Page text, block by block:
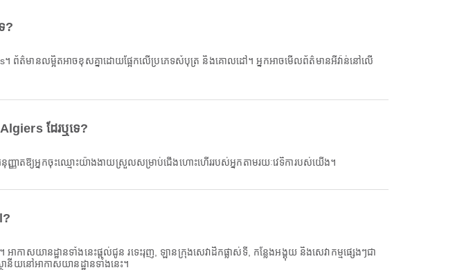
?
ដែរឬទេ?
ាតឱ្យអ្នកចុះឈ្មោះយ៉ាងងាយស្រួលសម្រាប់ជើងហោះហើររបស់អ្នកតាមរយៈវេទិការបស់យើង។
សយានដ្ឋានទាំងនេះផ្តល់ជូន រទេះរុញ, ឡានក្រុងសេវាដឹកផ្លាស់ទី, កន្លែងអង្គុយ និងសេវាកម្មផ្សេងៗជា
ានីយនៅអាកាសយានដ្ឋានទាំងនេះ។